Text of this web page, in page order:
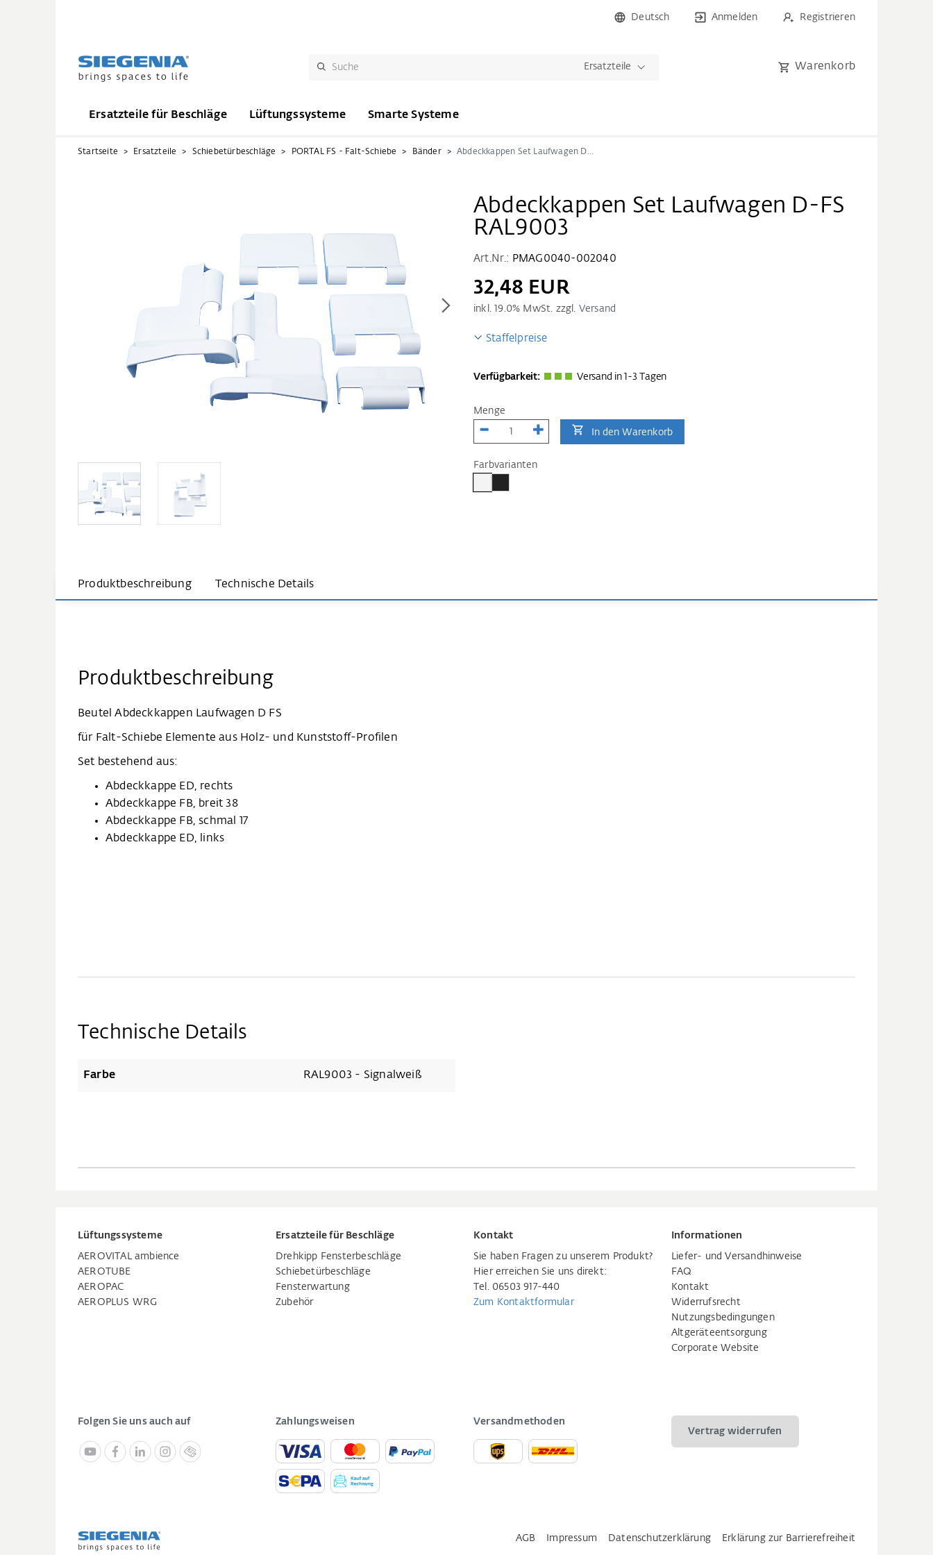
Deutsch Anmelden Registrieren
Ersatzteile Warenkorb
Ersatzteile für Beschläge Lüftungssysteme Smarte Systeme
Startseite Ersatzteile Schiebetürbeschläge PORTAL FS - Falt-Schiebe Bänder Abdeckkappen Set Laufwagen D-FS RAL9003
Abdeckkappen Set Laufwagen D-FS
RAL9003
Art.Nr.: PMAG0040-002040
32,48 EUR
inkl. 19.0% MwSt. zzgl. Versand
Staffelpreise
Verfügbarkeit: Versand in 1-3 Tagen
Menge
In den Warenkorb
Farbvarianten
Produktbeschreibung Technische Details
Produktbeschreibung
Beutel Abdeckkappen Laufwagen D FS
für Falt-Schiebe Elemente aus Holz- und Kunststoff-Profilen
Set bestehend aus:
Abdeckkappe ED, rechts
Abdeckkappe FB, breit 38
Abdeckkappe FB, schmal 17
Abdeckkappe ED, links
Technische Details
Farbe RAL9003 - Signalweiß
Lüftungssysteme
AEROVITAL ambience
AEROTUBE
AEROPAC
AEROPLUS WRG
Ersatzteile für Beschläge
Drehkipp Fensterbeschläge
Schiebetürbeschläge
Fensterwartung
Zubehör
Kontakt
Sie haben Fragen zu unserem Produkt?
Hier erreichen Sie uns direkt:
Tel. 06503 917-440
Zum Kontaktformular
Informationen
Liefer- und Versandhinweise
FAQ
Kontakt
Widerrufsrecht
Nutzungsbedingungen
Altgeräteentsorgung
Corporate Website
Folgen Sie uns auch auf Zahlungsweisen
Versandmethoden
Vertrag widerrufen
AGB Impressum Datenschutzerklärung Erklärung zur Barrierefreiheit